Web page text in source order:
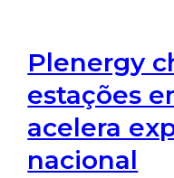
Plenergy
estações
acelera
nacional